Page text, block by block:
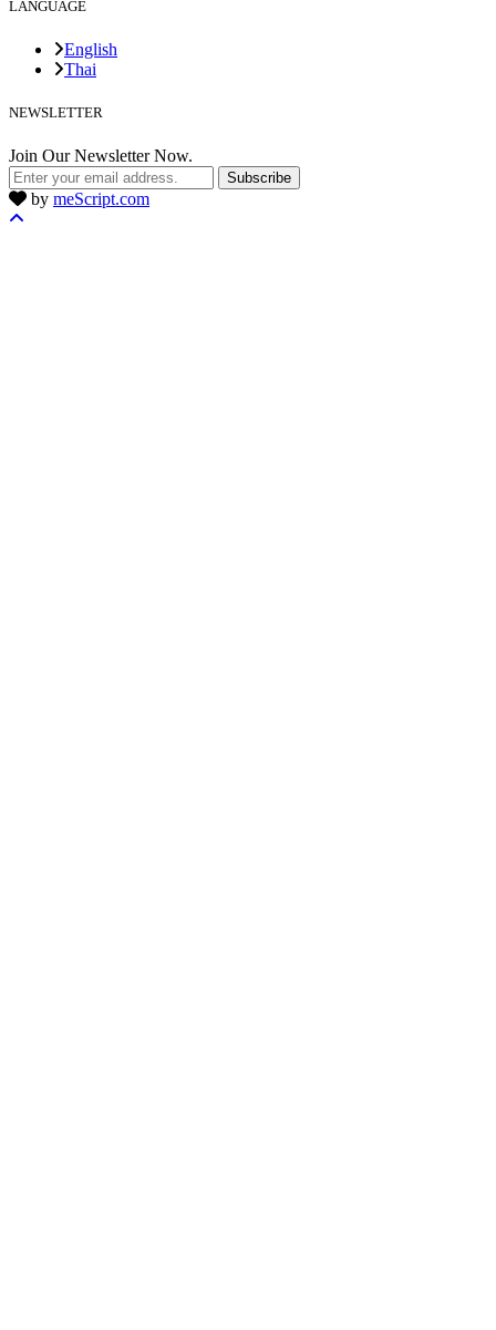
LANGUAGE
English
Thai
NEWSLETTER
Join Our Newsletter Now.
Subscribe
by meScript.com